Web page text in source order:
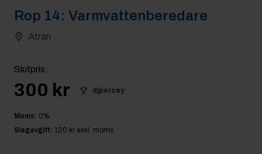
Rop 14: Varmvattenberedare
Ätran
Slutpris:
300 kr djpercey
Moms: 0%
Slagavgift: 120 kr exkl. moms